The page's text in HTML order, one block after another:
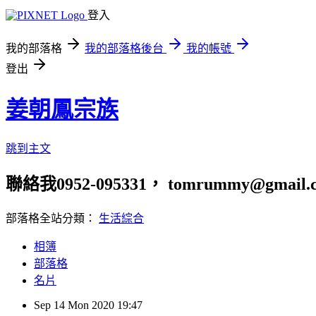
登入
我的部落格 我的部落格後台
我的帳號
登出
姜朝鳳宗族
跳到主文
聯絡我0952-095331，
部落格全站分類： 生活綜合
相簿
部落格
名片
Sep 14 Mon 2020 19:47